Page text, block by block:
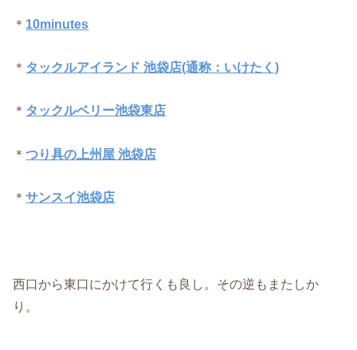
＊ 10minutes
＊ タックルアイランド 池袋店(通称：いけたく)
＊ タックルベリー池袋東店
＊つり具の上州屋 池袋店
＊サンスイ池袋店
西口から東口にかけて行くも良し。その逆もまたしか
り。